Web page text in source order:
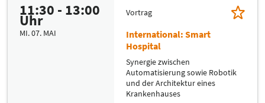
11:30 - 13:00
Uhr
MI. 07. MAI
Vortrag
International: Smart
Hospital
Synergie zwischen
Automatisierung sowie Robotik
und der Architektur eines
Krankenhauses